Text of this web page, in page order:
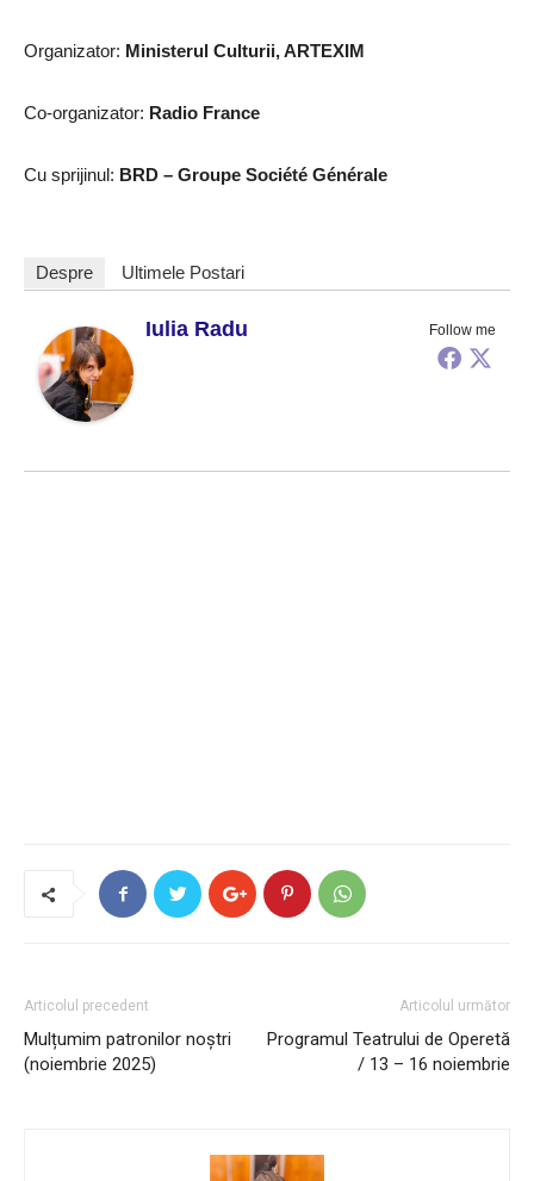
Organizator: Ministerul Culturii, ARTEXIM
Co-organizator: Radio France
Cu sprijinul: BRD – Groupe Société Générale
Despre Ultimele Postari
Follow me
Iulia Radu
Articolul precedent
Mulțumim patronilor noștri
(noiembrie 2025)
Articolul următor
Programul Teatrului de Operetă
/ 13 – 16 noiembrie